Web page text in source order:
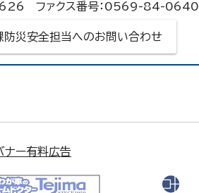
ファクス番号：0569-84-0640
災安全担当へのお問い合わせ
ナー有料広告